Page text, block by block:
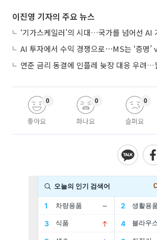
이진영 기자의 주요 뉴스
‘기가스케일러’의 시대…국가를 넘어선 AI
좋아요
0
화나요
0
슬퍼요
0